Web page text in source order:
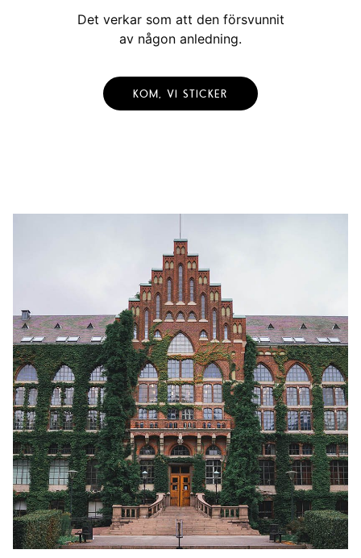
Det verkar som att den försvunnit
av någon anledning.
KOM, VI STICKER